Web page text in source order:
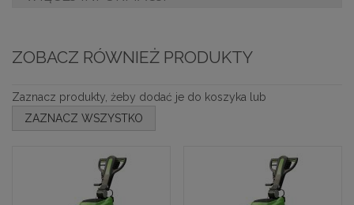
ZOBACZ RÓWNIEŻ PRODUKTY
Zaznacz produkty, żeby dodać je do koszyka lub
ZAZNACZ WSZYSTKO